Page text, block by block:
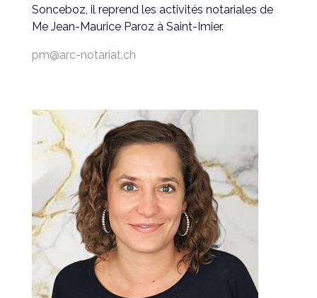
Sonceboz, il reprend les activités notariales de
Me Jean-Maurice Paroz à Saint-Imier.
pm@arc-notariat.ch